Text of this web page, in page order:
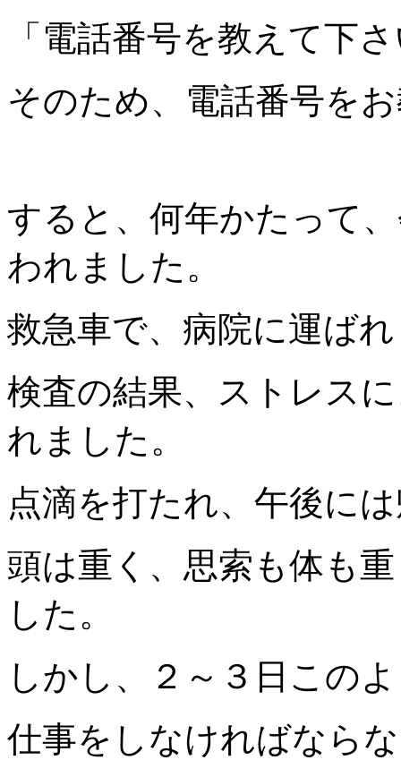
「電話番号を教えて下
そのため、電話番号を
すると、何年かたって
われました。
救急車で、病院に運ば
検査の結果、ストレス
れました。
点滴を打たれ、午後に
頭は重く、思索も体も
した。
しかし、２～３日この
仕事をしなければなら